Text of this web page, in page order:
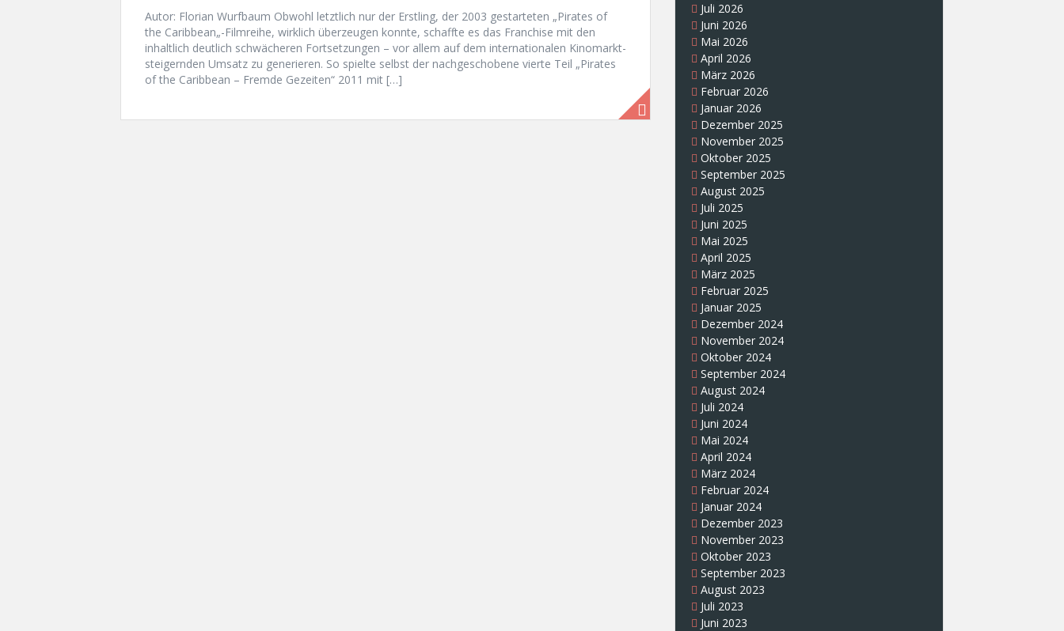
Autor: Florian Wurfbaum Obwohl letztlich nur der Erstling, der 2003 gestarteten „Pirates of
the Caribbean„-Filmreihe, wirklich überzeugen konnte, schaffte es das Franchise mit den
inhaltlich deutlich schwächeren Fortsetzungen – vor allem auf dem internationalen Kinomarkt-
steigernden Umsatz zu generieren. So spielte selbst der nachgeschobene vierte Teil „Pirates
of the Caribbean – Fremde Gezeiten“ 2011 mit […]
Juli 2026
Juni 2026
Mai 2026
April 2026
März 2026
Februar 2026
Januar 2026
Dezember 2025
November 2025
Oktober 2025
September 2025
August 2025
Juli 2025
Juni 2025
Mai 2025
April 2025
März 2025
Februar 2025
Januar 2025
Dezember 2024
November 2024
Oktober 2024
September 2024
August 2024
Juli 2024
Juni 2024
Mai 2024
April 2024
März 2024
Februar 2024
Januar 2024
Dezember 2023
November 2023
Oktober 2023
September 2023
August 2023
Juli 2023
Juni 2023